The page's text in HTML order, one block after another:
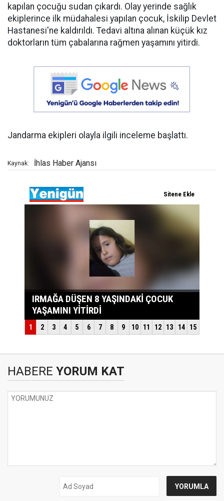
kapılan çocuğu sudan çıkardı. Olay yerinde sağlık
ekiplerince ilk müdahalesi yapılan çocuk, İskilip Devlet
Hastanesi'ne kaldırıldı. Tedavi altına alınan küçük kız
doktorların tüm çabalarına rağmen yaşamını yitirdi.
Jandarma ekipleri olayla ilgili inceleme başlattı.
Kaynak: İhlas Haber Ajansı
HABERE YORUM KAT